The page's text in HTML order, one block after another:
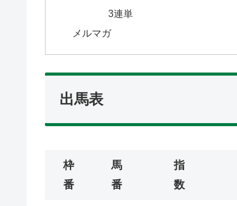
3連単
メルマガ
出馬表
枠
番
馬
番
指
数